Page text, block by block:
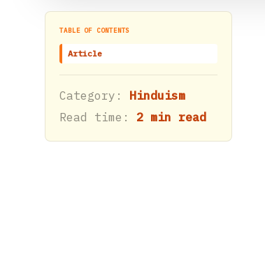
TABLE OF CONTENTS
Article
Category: Hinduism
Read time: 2 min read